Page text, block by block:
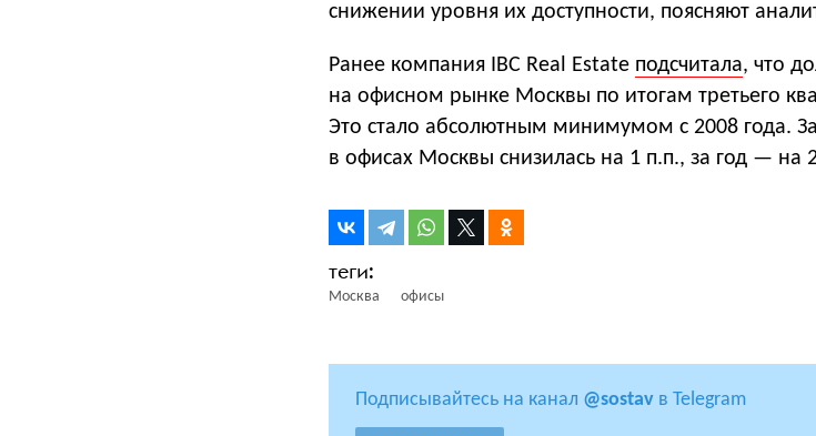
снижении уровня их доступности, поясняют
Ранее компания IBC Real Estate подсчитала, что
на офисном рынке Москвы по итогам третьего
Это стало абсолютным минимумом с 2008 года.
в офисах Москвы снизилась на 1 п.п., за год — на
Москва офисы
Подписывайтесь на канал @sostav в Telegram